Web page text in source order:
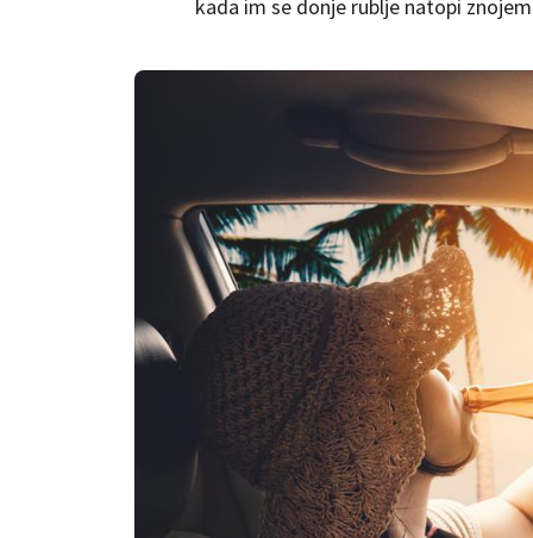
kada im se donje rublje natopi